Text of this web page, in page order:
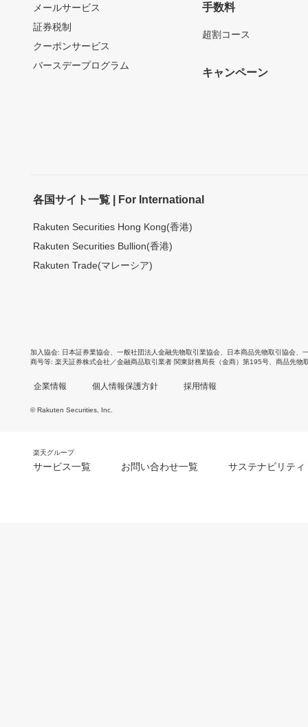
メールサービス
証券税制
クーポンサービス
バースデープログラム
手数料
超割コース
キャンペーン
各国サイト一覧 | For International
Rakuten Securities Hong Kong(香港)
Rakuten Securities Bullion(香港)
Rakuten Trade(マレーシア)
加入協会 日本証券業協会 一般社団法人金融先物取引業協会 日本商品先物取引協会
商号等 楽天証券株式会社／金融商品取引業者 関東財務局長（金商）第195号、商品先物
企業情報 個人情報保護方針 採用情報
© Rakuten Securities, Inc.
楽天グループ
サービス一覧 お問い合わせ一覧 サステナビリティ